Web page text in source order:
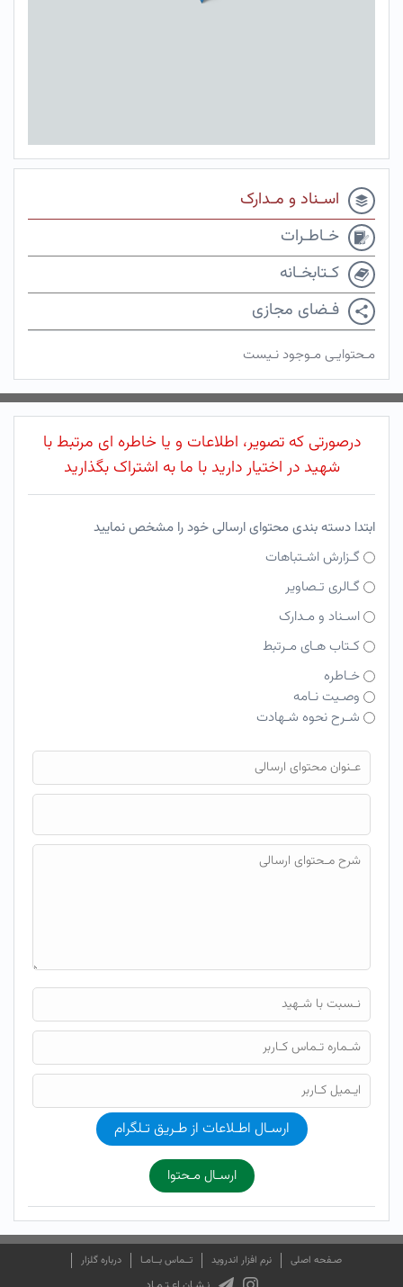
اسـناد و مـدارک
خـاطـرات
کـتابخـانه
فـضای مجازی
مـحتوایـی مـوجود نـیست
درصورتی که تصویر، اطلاعات و یا خاطره ای مرتبط با
شهید در اختیار دارید با ما به اشتراک بگذارید
ابتدا دسته بندی محتوای ارسالی خود را مشخص نمایید
گـزارش اشـتباهات
گـالری تـصاویر
اسـناد و مـدارک
کـتاب هـای مـرتبط
خـاطره
وصـیت نـامه
شـرح نحوه شـهادت
فایل محتوای ارسالی
ارسـال اطـلاعات از طـریق تـلگرام
ارسـال مـحتوا
صـفحه اصلی نرم افزار اندروید تــماس بــامـا درباره گلزار